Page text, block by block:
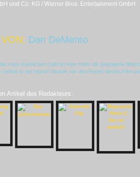
und Co. KG / Warner Bros. Entertainment GmbH
Dan DeMento
rosa Kaninchen stahlist eine mehr als gelungene
Lehrer in der letzten Stunde vor den Ferien diesen Film
Artikel des Redakteurs: